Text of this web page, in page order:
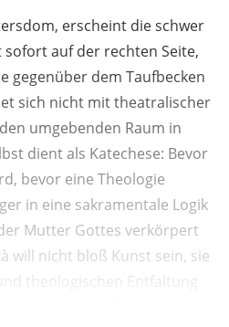
erscheint die schwer
sofort auf der rechten Seite,
gegenüber dem Taufbecken
sich nicht mit theatralischer
umgebenden Raum in
dient als Katechese: Bevor
bevor eine Theologie
in eine sakramentale Logik
Mutter Gottes verkörpert
will nicht bloß Kunst sein, sie
theologischen Entfaltung